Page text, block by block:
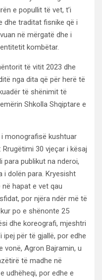
e popullit të vet, t’i
dhe traditat fisnike që i
në mërgatë dhe i
kombëtar.
të vitit 2023 dhe
nga dita që për herë të
të shënimit të
Shkolla Shqiptare e
monografisë kushtuar
30 vjeçar i kësaj
para publikut na nderoi,
i dolën para. Kryesisht
hapat e vet qau
por njëra ndër më të
po e shënonte 25
dhe koreografi, mjeshtri
ipej për të gjallë, por edhe
Agron Bajramin, u
të madhe në
udhëheqi, por edhe e